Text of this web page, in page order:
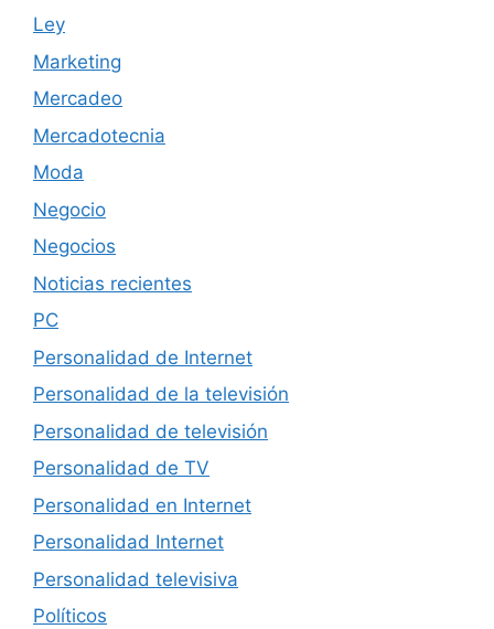
Ley
Marketing
Mercadeo
Mercadotecnia
Moda
Negocio
Negocios
Noticias recientes
PC
Personalidad de Internet
Personalidad de la televisión
Personalidad de televisión
Personalidad de TV
Personalidad en Internet
Personalidad Internet
Personalidad televisiva
Políticos